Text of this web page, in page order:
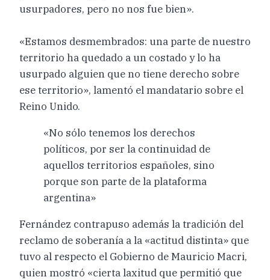
usurpadores, pero no nos fue bien».
«Estamos desmembrados: una parte de nuestro
territorio ha quedado a un costado y lo ha
usurpado alguien que no tiene derecho sobre
ese territorio», lamentó el mandatario sobre el
Reino Unido.
«No sólo tenemos los derechos
políticos, por ser la continuidad de
aquellos territorios españoles, sino
porque son parte de la plataforma
argentina»
Fernández contrapuso además la tradición del
reclamo de soberanía a la «actitud distinta» que
tuvo al respecto el Gobierno de Mauricio Macri,
quien mostró «cierta laxitud que permitió que